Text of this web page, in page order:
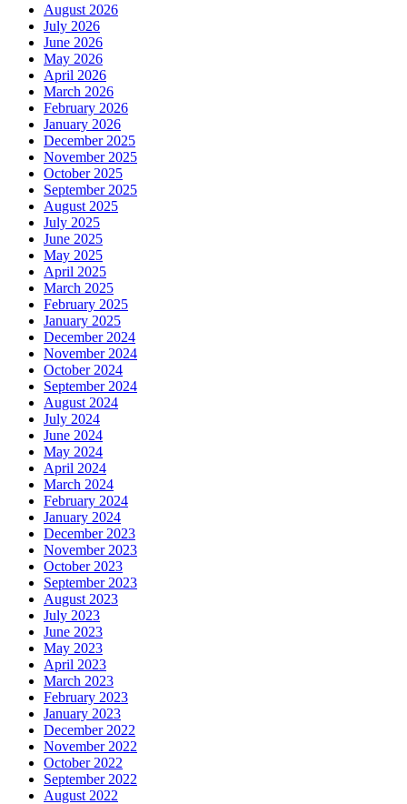
August 2026
July 2026
June 2026
May 2026
April 2026
March 2026
February 2026
January 2026
December 2025
November 2025
October 2025
September 2025
August 2025
July 2025
June 2025
May 2025
April 2025
March 2025
February 2025
January 2025
December 2024
November 2024
October 2024
September 2024
August 2024
July 2024
June 2024
May 2024
April 2024
March 2024
February 2024
January 2024
December 2023
November 2023
October 2023
September 2023
August 2023
July 2023
June 2023
May 2023
April 2023
March 2023
February 2023
January 2023
December 2022
November 2022
October 2022
September 2022
August 2022